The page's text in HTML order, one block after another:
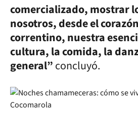
comercializado, mostrar
nosotros, desde el
correntino, nuestra
cultura, la comida, la
general”concluyó.